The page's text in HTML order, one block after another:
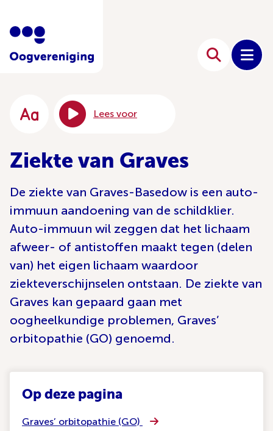
Lees voor
Ziekte van Graves
De ziekte van Graves-Basedow is een auto-
immuun aandoening van de schildklier.
Auto-immuun wil zeggen dat het lichaam
afweer- of antistoffen maakt tegen (delen
van) het eigen lichaam waardoor
ziekteverschijnselen ontstaan. De ziekte van
Graves kan gepaard gaan met
oogheelkundige problemen, Graves’
orbitopathie (GO) genoemd.
Op deze pagina
Graves’ orbitopathie (GO)